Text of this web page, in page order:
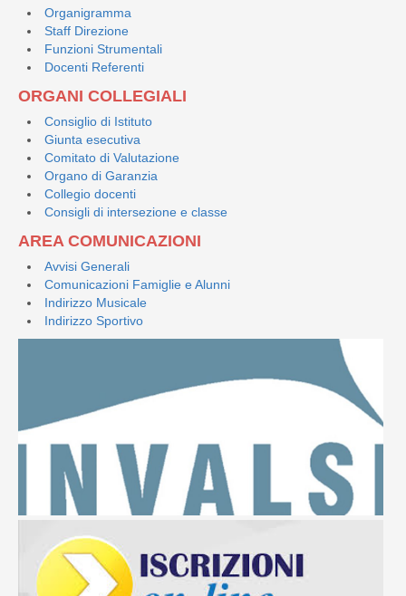
Organigramma
Staff Direzione
Funzioni Strumentali
Docenti Referenti
ORGANI COLLEGIALI
Consiglio di Istituto
Giunta esecutiva
Comitato di Valutazione
Organo di Garanzia
Collegio docenti
Consigli di intersezione e classe
AREA COMUNICAZIONI
Avvisi Generali
Comunicazioni Famiglie e Alunni
Indirizzo Musicale
Indirizzo Sportivo